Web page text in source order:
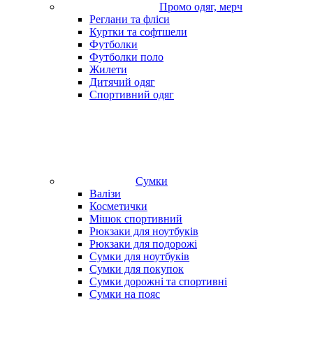
Промо одяг, мерч
Реглани та фліси
Куртки та софтшели
Футболки
Футболки поло
Жилети
Дитячий одяг
Спортивний одяг
Сумки
Валізи
Косметички
Мішок спортивний
Рюкзаки для ноутбуків
Рюкзаки для подорожі
Сумки для ноутбуків
Сумки для покупок
Сумки дорожні та спортивні
Сумки на пояс